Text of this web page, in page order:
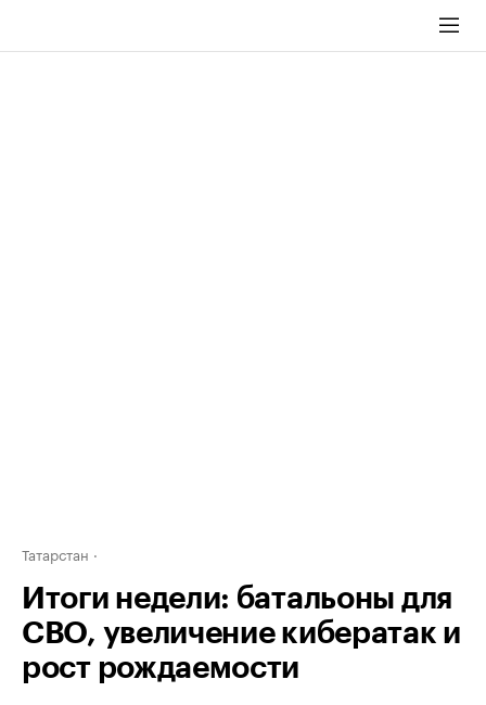
Татарстан
Итоги недели: батальоны для
СВО, увеличение кибератак и
рост рождаемости